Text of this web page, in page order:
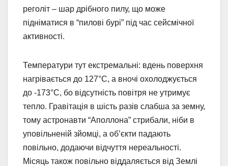
реголіт – шар дрібного пилу, що може
підніматися в “пилові бурі” під час сейсмічної
активності.
Температури тут екстремальні: вдень поверхня
нагрівається до 127°C, а вночі охолоджується
до -173°C, бо відсутність повітря не утримує
тепло. Гравітація в шість разів слабша за земну,
тому астронавти “Аполлона” стрибали, ніби в
уповільненій зйомці, а об’єкти падають
повільно, додаючи відчуття нереальності.
Місяць також повільно віддаляється від Землі